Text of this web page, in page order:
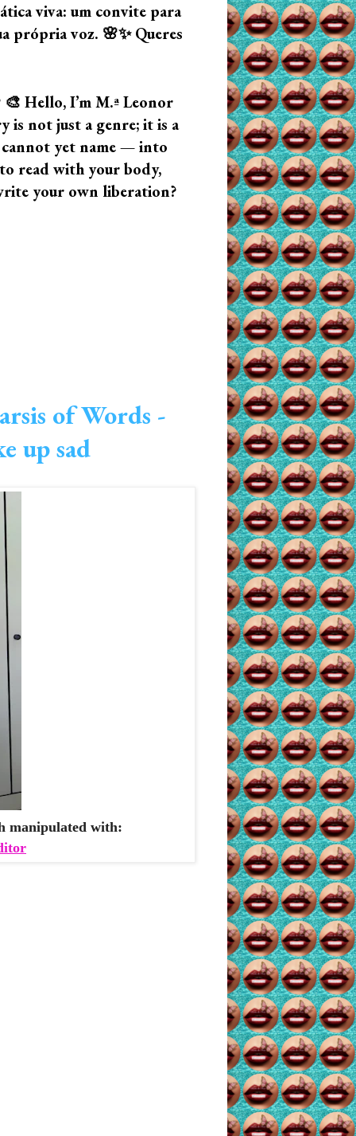
viva: um convite para
própria voz. 🌸✨ Queres
Hello, I’m M.ª Leonor
is not just a genre; it is a
yet name — into
read with your body,
your own liberation?
of Words -
up sad
manipulated with: